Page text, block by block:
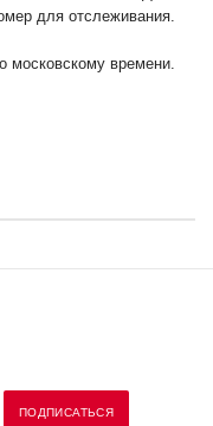
для отслеживания.
московскому времени.